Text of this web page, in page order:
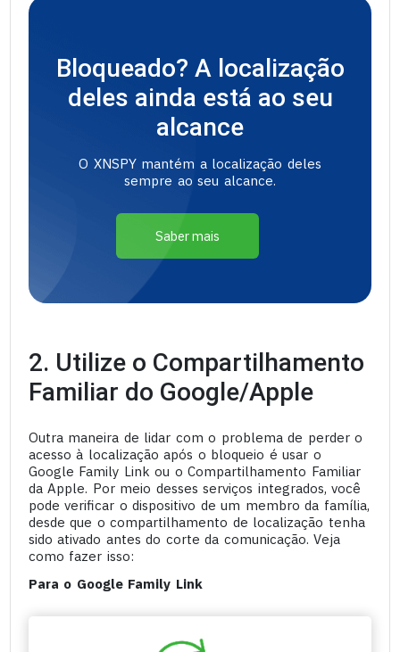
Bloqueado? A localização
deles ainda está ao seu
alcance
O XNSPY mantém a localização deles
sempre ao seu alcance.
Saber mais
2. Utilize o Compartilhamento
Familiar do Google/Apple
Outra maneira de lidar com o problema de perder o
acesso à localização após o bloqueio é usar o
Google Family Link ou o Compartilhamento Familiar
da Apple. Por meio desses serviços integrados, você
pode verificar o dispositivo de um membro da família,
desde que o compartilhamento de localização tenha
sido ativado antes do corte da comunicação. Veja
como fazer isso:
Para o Google Family Link